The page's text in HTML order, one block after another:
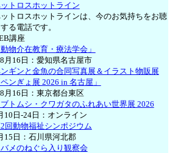
トロスホットライン
トロスホットラインは、今のお気持ちをお聴
る電話です。
講座
動物介在教育・療法学会」
月16日：愛知県名古屋市
ギンと金魚の合同写真展＆イラスト物販展
ペンぎょ展 2026 in 名古屋」
月16日：東京都台東区
トムシ・クワガタのふれあい世界展 2026
10日-24日：オンライン
回動物福祉シンポジウム
15日：石川県河北郡
メのねぐら入り観察会